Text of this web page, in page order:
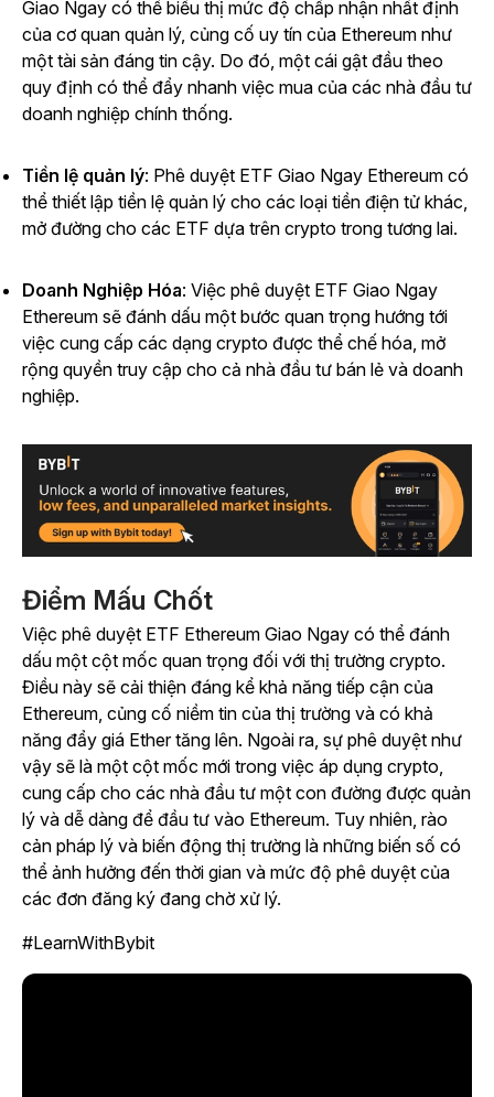
Giao Ngay có thể biểu thị mức độ chấp nhận nhất định
của cơ quan quản lý, củng cố uy tín của Ethereum như
một tài sản đáng tin cậy. Do đó, một cái gật đầu theo
quy định có thể đẩy nhanh việc mua của các nhà đầu tư
doanh nghiệp chính thống.
Tiền lệ quản lý: Phê duyệt ETF Giao Ngay Ethereum có
thể thiết lập tiền lệ quản lý cho các loại tiền điện tử khác,
mở đường cho các ETF dựa trên crypto trong tương lai.
Doanh Nghiệp Hóa: Việc phê duyệt ETF Giao Ngay
Ethereum sẽ đánh dấu một bước quan trọng hướng tới
việc cung cấp các dạng crypto được thể chế hóa, mở
rộng quyền truy cập cho cả nhà đầu tư bán lẻ và doanh
nghiệp.
Điểm Mấu Chốt
Việc phê duyệt ETF Ethereum Giao Ngay có thể đánh
dấu một cột mốc quan trọng đối với thị trường crypto.
Điều này sẽ cải thiện đáng kể khả năng tiếp cận của
Ethereum, củng cố niềm tin của thị trường và có khả
năng đẩy giá Ether tăng lên. Ngoài ra, sự phê duyệt như
vậy sẽ là một cột mốc mới trong việc áp dụng crypto,
cung cấp cho các nhà đầu tư một con đường được quản
lý và dễ dàng để đầu tư vào Ethereum. Tuy nhiên, rào
cản pháp lý và biến động thị trường là những biến số có
thể ảnh hưởng đến thời gian và mức độ phê duyệt của
các đơn đăng ký đang chờ xử lý.
#LearnWithBybit